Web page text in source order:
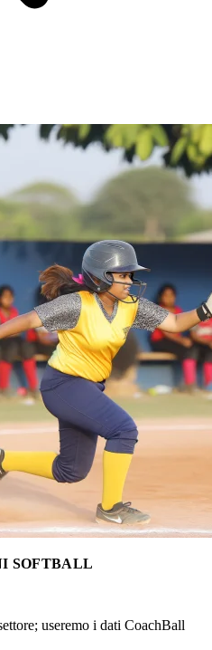
SOFTBALL
useremo i dati CoachBall